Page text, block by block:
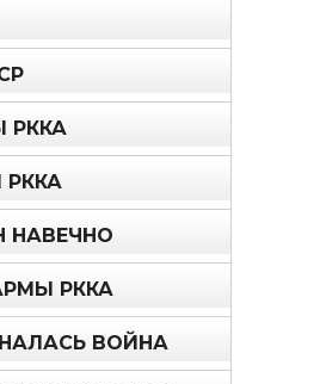
РККА
НАВЕЧНО
РККА
ВОЙНА